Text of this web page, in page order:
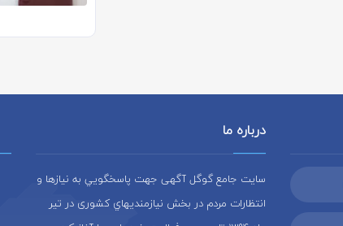
درباره ما
سایت جامع گوگل آگهی جهت پاسخگويي به نيازها و
انتظارات مردم در بخش نيازمنديهاي کشوری در تير